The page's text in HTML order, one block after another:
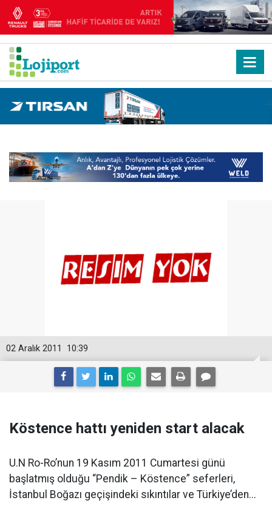
10:39
02 Aralık 2011
Köstence hattı yeniden start alacak
U.N Ro-Ro’nun 19 Kasım 2011 Cumartesi günü
başlatmış olduğu “Pendik – Köstence” seferleri,
İstanbul Boğazı geçişindeki sıkıntılar ve Türkiye’den...